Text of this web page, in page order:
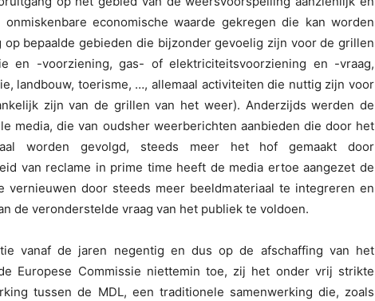
economische waarde gekregen die kan worden
bepaalde gebieden die bijzonder gevoelig zijn voor de grillen
en -voorziening, gas- of elektriciteitsvoorziening en -vraag,
landbouw, toerisme, …, allemaal activiteiten die nuttig zijn voor
zijn van de grillen van het weer). Anderzijds werden de
media, die van oudsher weerberichten aanbieden die door het
worden gevolgd, steeds meer het hof gemaakt door
van reclame in prime time heeft de media ertoe aangezet de
vernieuwen door steeds meer beeldmateriaal te integreren en
de veronderstelde vraag van het publiek te voldoen.
vanaf de jaren negentig en dus op de afschaffing van het
Europese Commissie niettemin toe, zij het onder vrij strikte
tussen de MDL, een traditionele samenwerking die, zoals